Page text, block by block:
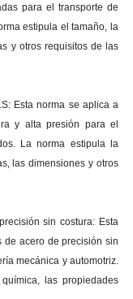
para el transporte de
estipula el tamaño, la
y otros requisitos de las
Esta norma se aplica a
y alta presión para el
La norma estipula la
las dimensiones y otros
sin costura: Esta
de acero de precisión sin
mecánica y automotriz.
las propiedades